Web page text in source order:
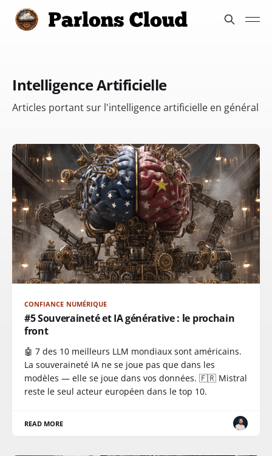
Intelligence Artificielle
Articles portant sur l'intelligence artificielle en général
CONFIANCE NUMÉRIQUE
#5 Souveraineté et IA générative : le prochain
front
🤖 7 des 10 meilleurs LLM mondiaux sont américains.
La souveraineté IA ne se joue pas que dans les
modèles — elle se joue dans vos données. 🇫🇷 Mistral
reste le seul acteur européen dans le top 10.
READ MORE